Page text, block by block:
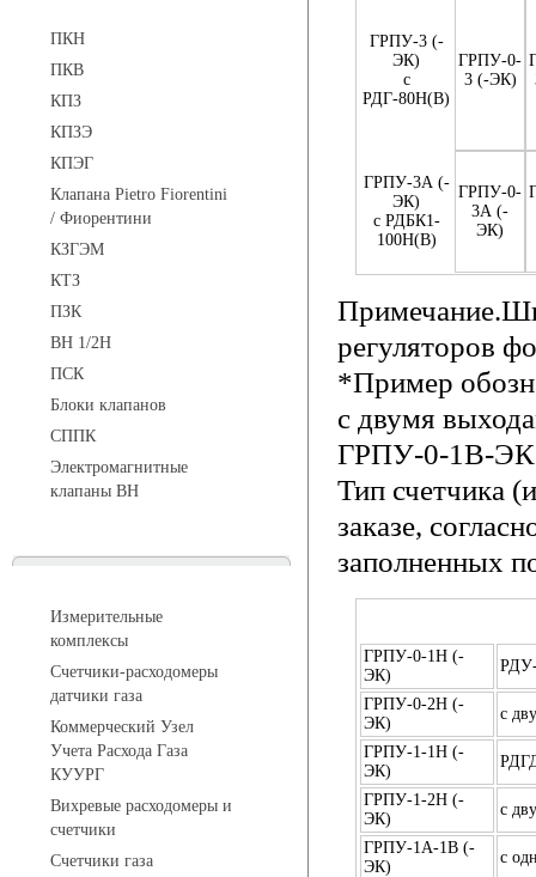
ПКН
ПКВ
КПЗ
КПЗЭ
КПЭГ
Клапана Pietro Fiorentini
/ Фиорентини
КЗГЭМ
КТЗ
ПЗК
ВН 1/2Н
ПСК
Блоки клапанов
СППК
Электромагнитные
клапаны ВН
Измерительные
комплексы
Счетчики-расходомеры
датчики газа
Коммерческий Узел
Учета Расхода Газа
КУУРГ
Вихревые расходомеры и
счетчики
Счетчики газа
ГРПУ-3 (-
ЭК)
с
РДГ-80Н(В)
ГРПУ-0-
3 (-ЭК)
ГРПУ-3А (-
ЭК)
с РДБК1-
100Н(В)
ГРПУ-0-
3А (-
ЭК)
Примечание.
регуляторов
*Пример
с двумя
ГРПУ-0-1В-
Тип счетчика
заказе,
заполненных
ГРПУ-0-1Н (-
ЭК)
ГРПУ-0-2Н (-
ЭК)
с
ГРПУ-1-1Н (-
ЭК)
ГРПУ-1-2Н (-
ЭК)
с
ГРПУ-1А-1В (-
ЭК)
с